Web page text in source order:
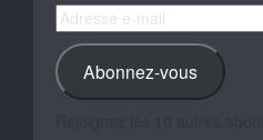
Adresse
e-
mail
Abonnez-vous